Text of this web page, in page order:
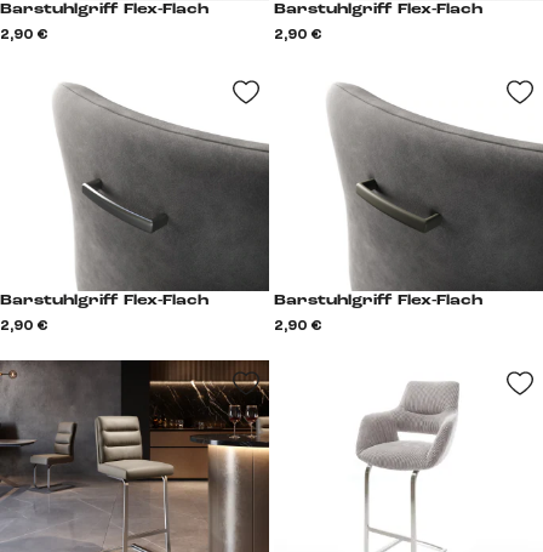
Barstuhlgriff Flex-Flach
2,90 €
Barstuhlgriff Flex-Flach
2,90 €
Barstuhlgriff Flex-Flach
2,90 €
Barstuhlgriff Flex-Flach
2,90 €